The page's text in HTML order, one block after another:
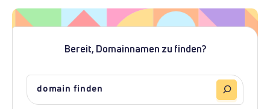
Bereit, Domainnamen zu finden?